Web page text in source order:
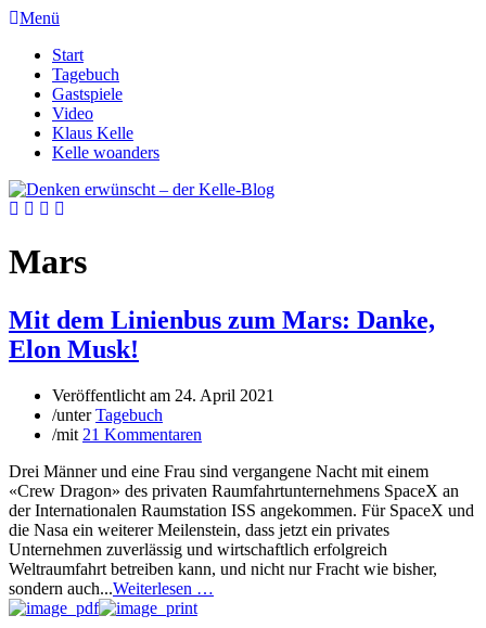
Menü
Start
Tagebuch
Gastspiele
Video
Klaus Kelle
Kelle woanders
Mars
Mit dem Linienbus zum Mars: Danke,
Elon Musk!
Veröffentlicht am 24. April 2021
/unterTagebuch
/mit 21 Kommentaren
Drei Männer und eine Frau sind vergangene Nacht mit einem
«Crew Dragon» des privaten Raumfahrtunternehmens SpaceX an
der Internationalen Raumstation ISS angekommen. Für SpaceX und
die Nasa ein weiterer Meilenstein, dass jetzt ein privates
Unternehmen zuverlässig und wirtschaftlich erfolgreich
Weltraumfahrt betreiben kann, und nicht nur Fracht wie bisher,
sondern auch...Weiterlesen …